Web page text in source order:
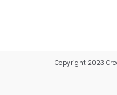
Copyright 2023